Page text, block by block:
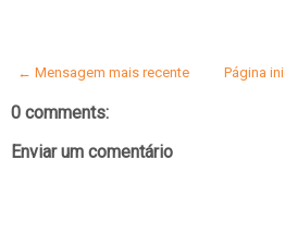
← Mensagem mais recente Página
0 comments:
Enviar um comentário